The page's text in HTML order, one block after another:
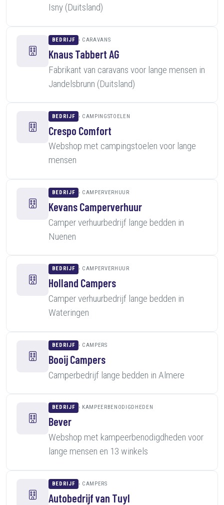
Isny (Duitsland)
BEDRIJF CARAVANS
Knaus Tabbert AG
Fabrikant van caravans voor lange mensen in
Jandelsbrunn (Duitsland)
BEDRIJF CAMPINGSTOELEN
Crespo Comfort
Webshop met campingstoelen voor lange
mensen
BEDRIJF CAMPERVERHUUR
Kevans Camperverhuur
Camper verhuurbedrijf lange bedden in
Nuenen
BEDRIJF CAMPERVERHUUR
Holland Campers
Camper verhuurbedrijf lange bedden in
Wateringen
BEDRIJF CAMPERS
Booij Campers
Camperbedrijf lange bedden in Almere
BEDRIJF KAMPEERBENODIGDHEDEN
Bever
Webshop met kampeerbenodigdheden voor
lange mensen en 13 winkels
BEDRIJF CAMPERS
Autobedrijf van Tuyl